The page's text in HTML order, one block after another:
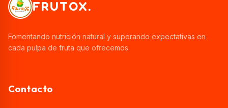
FRUTOX.
Fomentando nutrición natural y superando expectativas en
cada pulpa de fruta que ofrecemos.
Contacto